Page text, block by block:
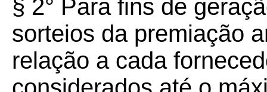
§ 2° Para fins de
sorteios da premiação
relação a cada